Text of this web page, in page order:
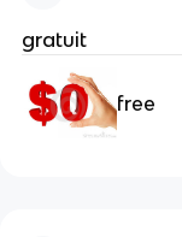
gratuit
free